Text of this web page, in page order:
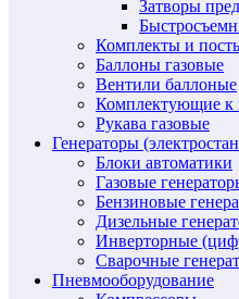
Затворы
Комплекты и
Баллоны газовые
Вентили баллоные
Комплектующие к
Рукава газовые
Генераторы
Блоки автоматики
Газовые
Бензиновые
Дизельные
Инверторные
Сварочные
Пневмооборудование